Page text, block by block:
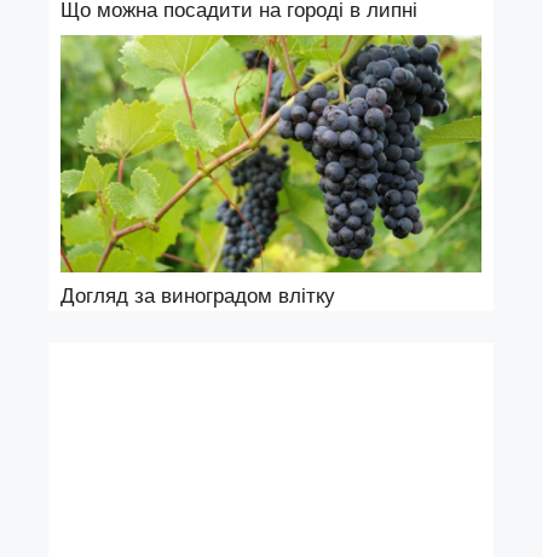
Що можна посадити на городі в липні
Догляд за виноградом влітку